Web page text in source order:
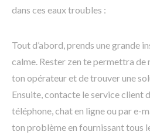
dans ces eaux troubles :
Tout d’abord, prends une grande
calme. Rester zen te permettra de
ton opérateur et de trouver une
Ensuite, contacte le service client
téléphone, chat en ligne ou par e-
ton problème en fournissant tous